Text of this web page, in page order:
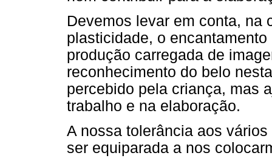
Devemos levar em conta, na
plasticidade, o
produção carregada de
reconhecimento do belo
percebido pela criança, mas
trabalho e na elaboração.
A nossa tolerância aos
ser equiparada a nos